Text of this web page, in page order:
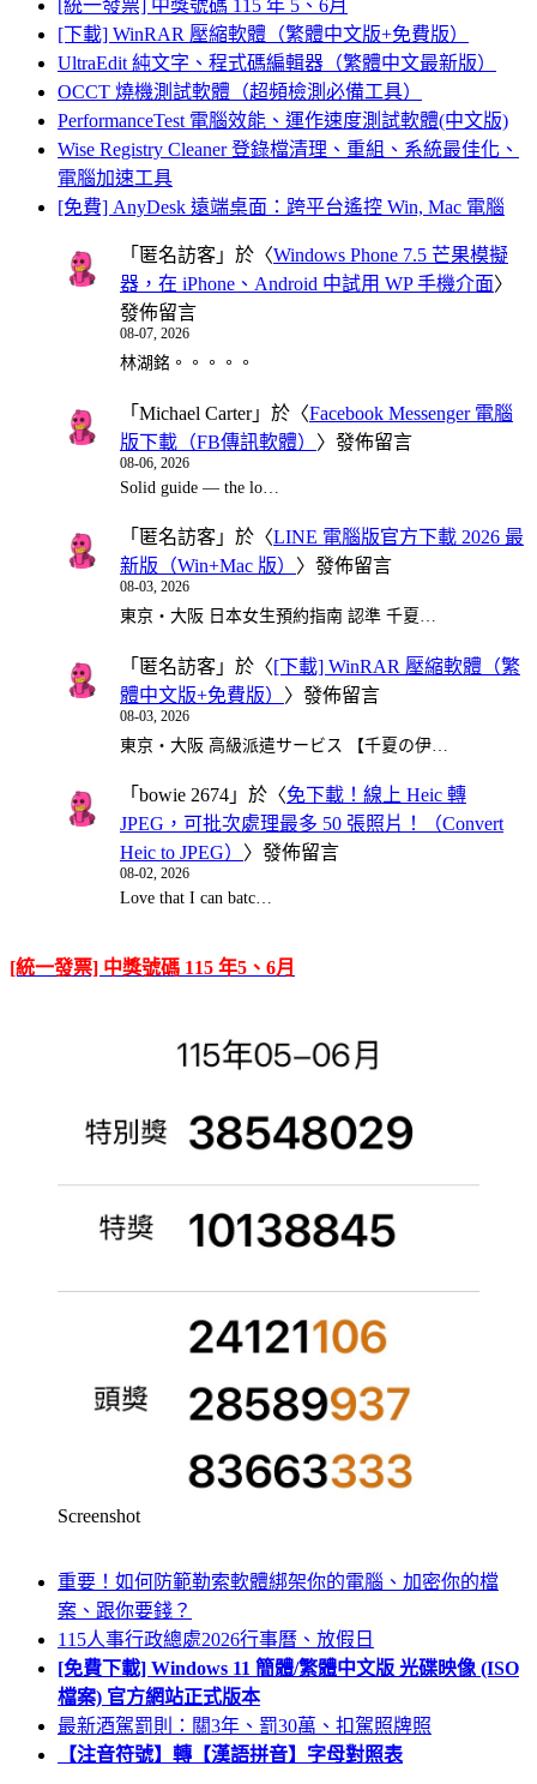
[統一發票] 中獎號碼 115 年 5、6月
[下載] WinRAR 壓縮軟體（繁體中文版+免費版）
UltraEdit 純文字、程式碼編輯器（繁體中文最新版）
OCCT 燒機測試軟體（超頻檢測必備工具）
PerformanceTest 電腦效能、運作速度測試軟體(中文版)
Wise Registry Cleaner 登錄檔清理、重組、系統最佳化、
電腦加速工具
[免費] AnyDesk 遠端桌面：跨平台遙控 Win, Mac 電腦
「 匿名訪客 」於〈Windows Phone 7.5 芒果模擬
器，在 iPhone、Android 中試用 WP 手機介面〉
發佈留言
08-07, 2026
林湖銘。。。。。
「 Michael Carter」於〈Facebook Messenger 電腦
版下載（FB傳訊軟體） 〉發佈留言
08-06, 2026
Solid guide — the lo…
「 匿名訪客 」於〈LINE 電腦版官方下載 2026 最
新版（Win+Mac 版） 〉發佈留言
08-03, 2026
東京・大阪 日本女生預約指南 認準 千夏…
「 匿名訪客 」於〈[下載] WinRAR 壓縮軟體（繁
體中文版+免費版） 〉發佈留言
08-03, 2026
東京・大阪 高級派遣サービス 【千夏の伊…
「 bowie 2674 」於〈免下載！線上 Heic 轉
JPEG，可批次處理最多 50 張照片！（Convert
Heic to JPEG） 〉發佈留言
08-02, 2026
Love that I can batc…
[統一發票] 中獎號碼 115 年5、6月
Screenshot
重要！如何防範勒索軟體綁架你的電腦、加密你的檔
案、跟你要錢？
115人事行政總處2026行事曆、放假日
[免費下載] Windows 11 簡體/繁體中文版 光碟映像 (ISO
檔案) 官方網站正式版本
最新酒駕罰則：關3年、罰30萬、扣駕照牌照
【注音符號】轉【漢語拼音】字母對照表